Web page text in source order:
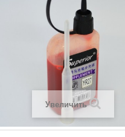
Увеличить